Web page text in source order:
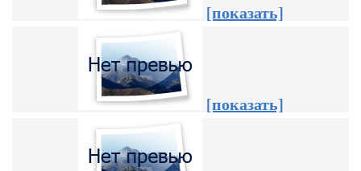
[показать]
[показать]